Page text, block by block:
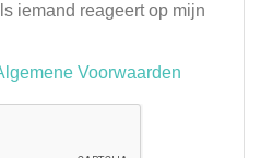
iemand reageert op mijn
Voorwaarden